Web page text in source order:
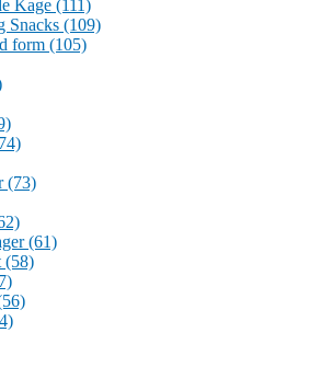
Kage (111)
Snacks (109)
form (105)
(73)
(61)
(58)